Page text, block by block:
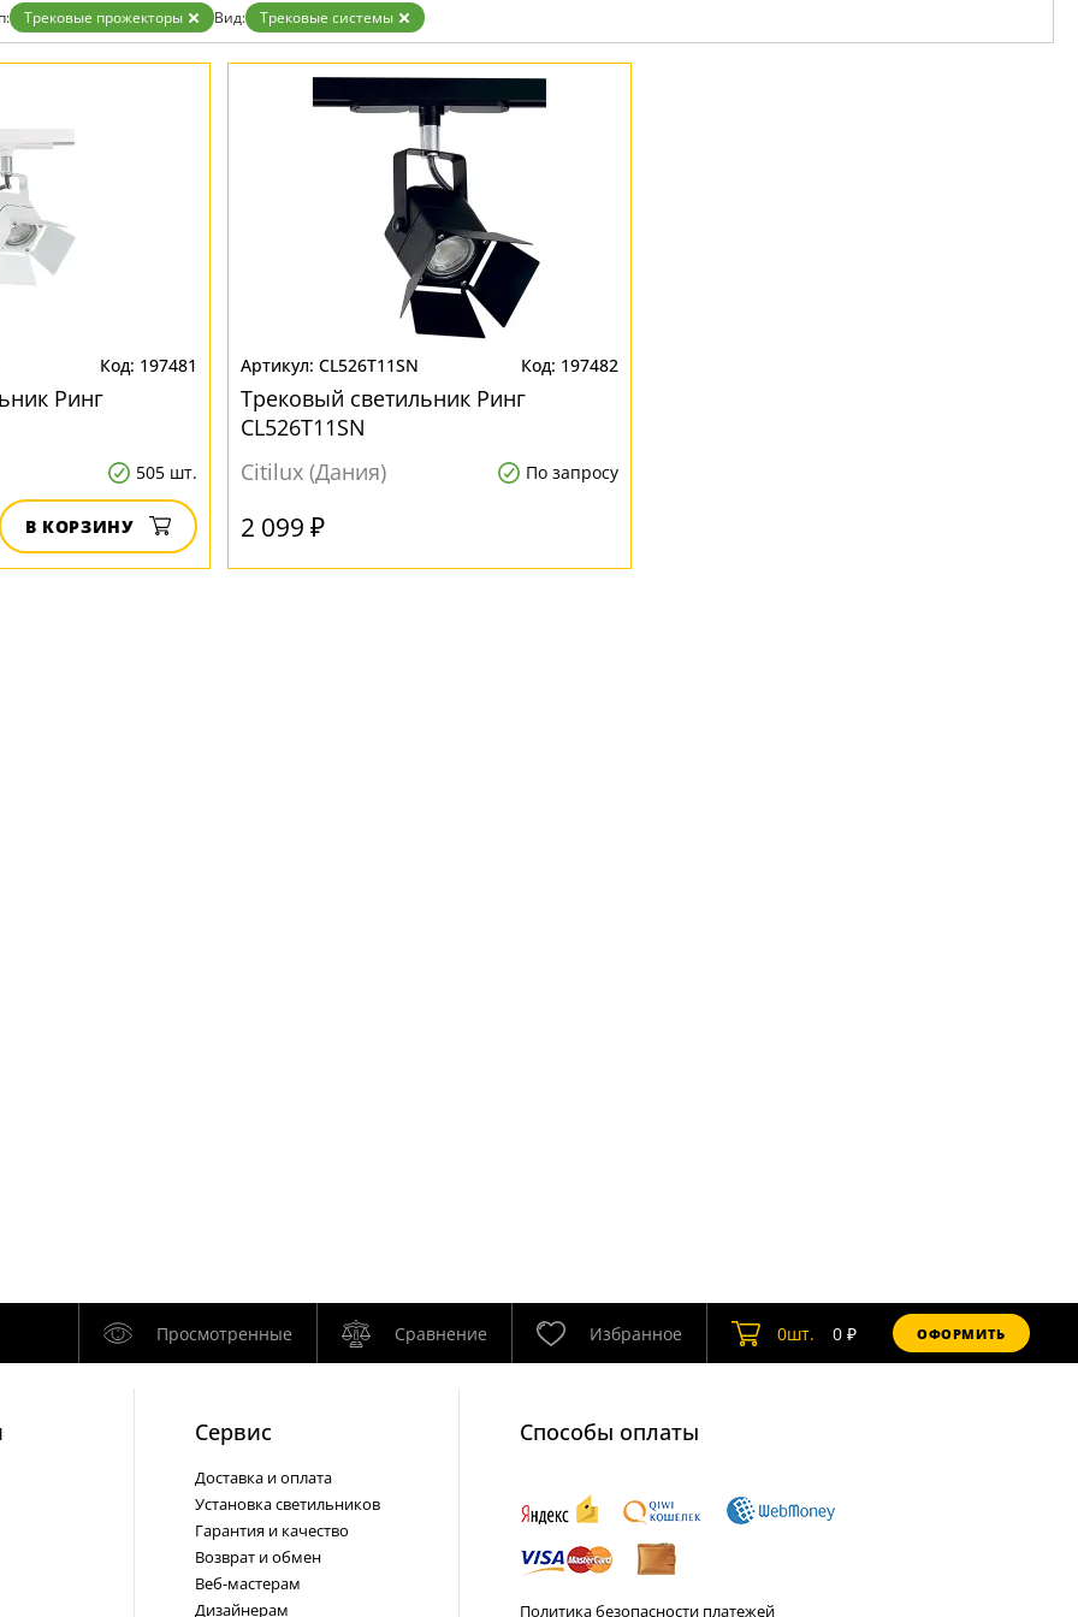
Белые
Бронза
Золото
Трековые прожекторы Вид: Трековые системы
197481
Ринг
505 шт.
В КОРЗИНУ
CL526T11SN 197482
Трековый светильник Ринг
CL526T11SN
Citilux (Дания)
По запросу
2 099 ₽
Просмотренные Сравнение Избранное 0шт. 0₽ ОФОРМИТЬ
Cервис
Доставка и оплата
Установка светильников
Гарантия и качество
Возврат и обмен
Веб-мастерам
Дизайнерам
Способы оплаты
Политика безопасности платежей